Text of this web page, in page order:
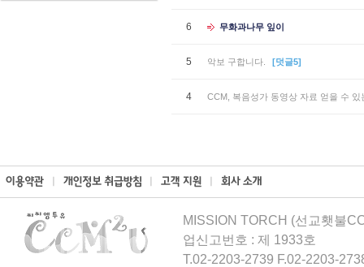
6 무화과나무 잎이
5 악보 구합니다. [덧글5]
4 CCM, 복음성가 동영상 자료 얻을 수 있
MISSION TORCH (선교횃불
업신고번호 : 제 1933호
T.02-2203-2739 F.02-2203-